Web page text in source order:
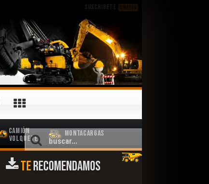
SUSCRÍBETE GRATIS
Camión
Volquete
Montacargas
TERECOMENDAMOS